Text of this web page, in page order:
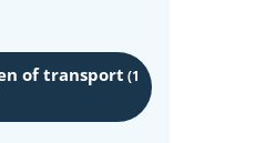
of transport (1